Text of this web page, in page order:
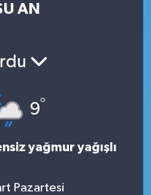
AN
9°
yağmur yağışlı
Pazartesi